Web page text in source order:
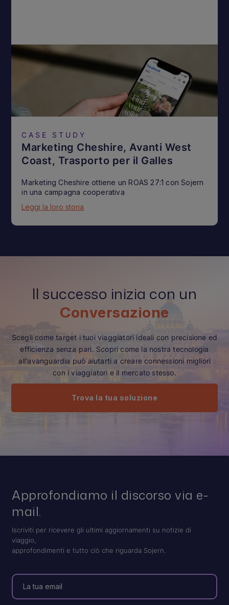
CASE STUDY
Marketing Cheshire, Avanti West
Coast, Trasporto per il Galles
Marketing Cheshire ottiene un ROAS 27:1 con Sojern
in una campagna cooperativa
Leggi la loro storia
Il successo inizia con un
Conversazione
Scegli come target i tuoi viaggiatori ideali con precisione ed
efficienza senza pari. Scopri come la nostra tecnologia
all'avanguardia può aiutarti a creare connessioni migliori
con i viaggiatori e il mercato stesso.
Trova la tua soluzione
Approfondiamo il discorso via e-
mail.
Iscriviti per ricevere gli ultimi aggiornamenti su notizie di
viaggio,
approfondimenti e tutto ciò che riguarda Sojern.